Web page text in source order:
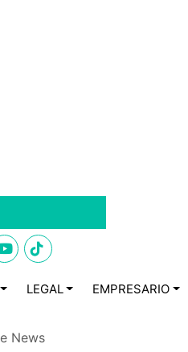
LEGAL EMPRESARIO
News